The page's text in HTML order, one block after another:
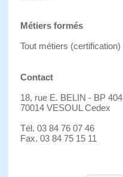
Métiers formés
Tout métiers (certification)
Contact
18, rue E. BELIN - BP 404
70014 VESOUL Cedex
Tél. 03 84 76 07 46
Fax. 03 84 75 15 11